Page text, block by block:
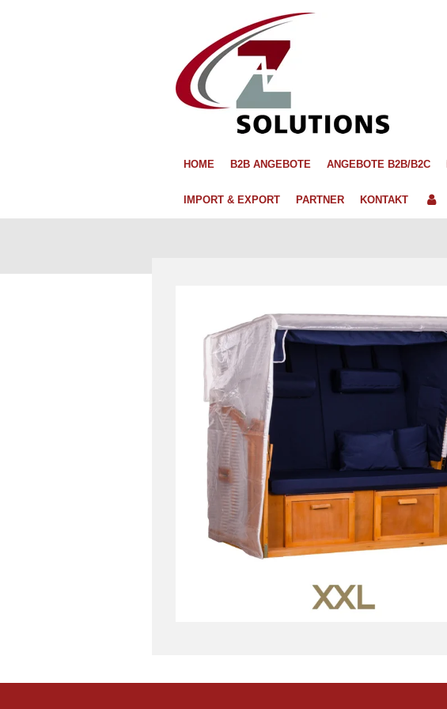
HOME B2B ANGEBOTE ANGEBOTE B2B/B2C
IMPORT & EXPORT PARTNER KONTAKT